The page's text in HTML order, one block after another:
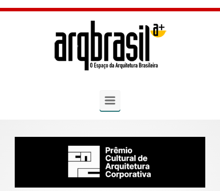
Skip to main content